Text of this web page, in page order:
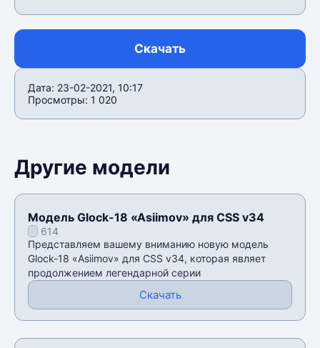
Скачать
Дата: 23-02-2021, 10:17
Просмотры: 1 020
Другие модели
Модель Glock-18 «Asiimov» для CSS v34
614
Представляем вашему вниманию новую модель
Glock-18 «Asiimov» для CSS v34, которая являет
продолжением легендарной серии
Скачать